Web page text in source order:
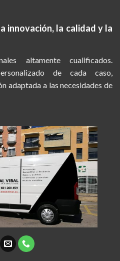
innovación, la calidad y la
altamente cualificados.
de cada caso,
adaptada a las necesidades de